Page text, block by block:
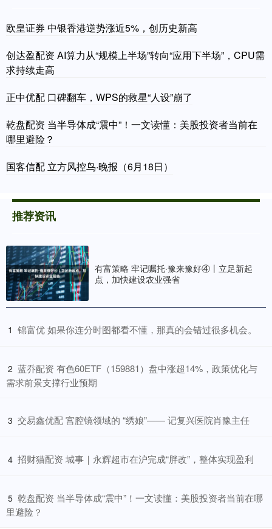
欧皇证券 中银香港逆势涨近5%，创历史新高
创达盈配资 AI算力从“规模上半场”转向“应用下半场”，CPU需
求持续走高
正中优配 口碑翻车，WPS的救星“人设”崩了
乾盘配资 当半导体成“震中”！一文读懂：美股投资者当前在
哪里避险？
国客信配 立方风控鸟·晚报（6月18日）
推荐资讯
有富策略 牢记嘱托·豫来豫好④丨立足新起
点，加快建设农业强省
1 ​锦富优 如果你连分时图都看不懂，那真的会错过很多机会。
2 ​蓝乔配资 有色60ETF（159881）盘中涨超14%，政策优化与
需求前景支撑行业预期
3 ​交易鑫优配 宫腔镜领域的 “绣娘”—— 记复兴医院肖豫主任
4 ​招财猫配资 城事｜永辉超市在沪完成“胖改”，整体实现盈利
5 ​乾盘配资 当半导体成“震中”！一文读懂：美股投资者当前在哪
里避险？